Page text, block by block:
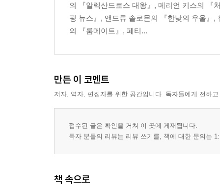
의 『알렉산드로스 대왕』, 메리언 키스의 『
핑 뉴스』, 앤드류 솔로몬의 『한낮의 우울』
의 『룸메이트』, 페티...
만든 이 코멘트
저자, 역자, 편집자를 위한 공간입니다. 독자들에게 전하
접수된 글은 확인을 거쳐 이 곳에 게재됩니다.
독자 분들의 리뷰는 리뷰 쓰기를, 책에 대한 문의는
책 속으로